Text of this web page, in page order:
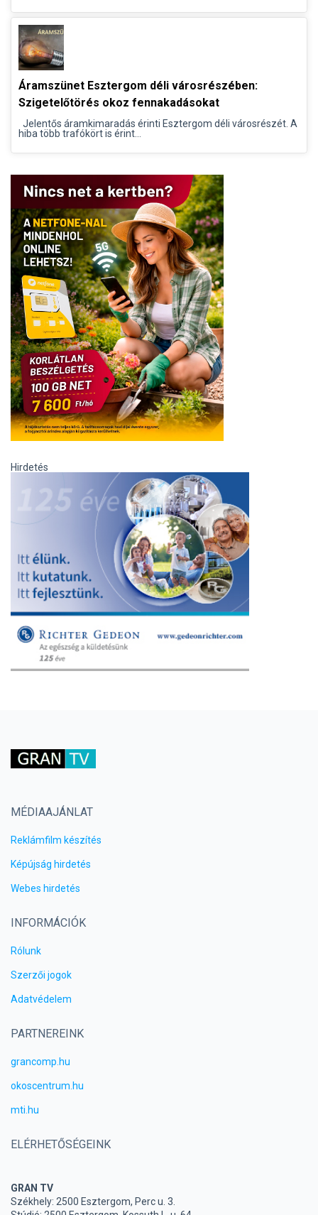
Áramszünet Esztergom déli városrészében:
Szigetelőtörés okoz fennakadásokat
Jelentős áramkimaradás érinti Esztergom déli városrészét. A
hiba több trafókört is érint...
Hirdetés
MÉDIAAJÁNLAT
Reklámfilm készítés
Képújság hirdetés
Webes hirdetés
INFORMÁCIÓK
Rólunk
Szerzői jogok
Adatvédelem
PARTNEREINK
grancomp.hu
okoscentrum.hu
mti.hu
ELÉRHETŐSÉGEINK
GRAN TV
Székhely: 2500 Esztergom, Perc u. 3.